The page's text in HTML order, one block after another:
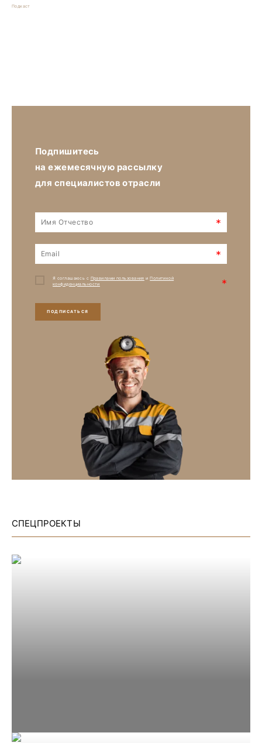
Подкаст
Подпишитесь
на ежемесячную рассылку
для специалистов отрасли
*
*
Я соглашаюсь с Правилами пользования иПолитикой
конфиденциальности
*
ПОДПИСАТЬСЯ
СПЕЦПРОЕКТЫ